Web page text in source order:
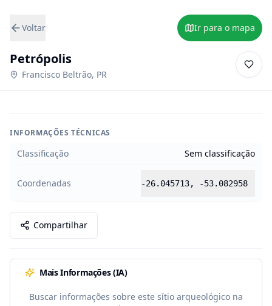
Voltar Ir para o mapa
Petrópolis
Francisco Beltrão, PR
INFORMAÇÕES TÉCNICAS
Classificação Sem classificação
Coordenadas -26.045713, -53.082958
Compartilhar
Mais Informações (IA)
Buscar informações sobre este sítio arqueológico na